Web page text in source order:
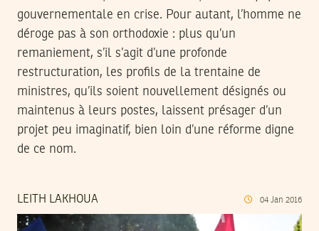
gouvernementale en crise. Pour autant, l’homme ne
déroge pas à son orthodoxie : plus qu’un
remaniement, s’il s’agit d’une profonde
restructuration, les profils de la trentaine de
ministres, qu’ils soient nouvellement désignés ou
maintenus à leurs postes, laissent présager d’un
projet peu imaginatif, bien loin d’une réforme digne
de ce nom.
LEITH LAKHOUA 04 Jan 2016